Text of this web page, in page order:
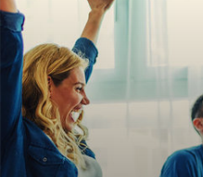
JOUETS EN BOIS
http://www.lesjouetsenbois.com